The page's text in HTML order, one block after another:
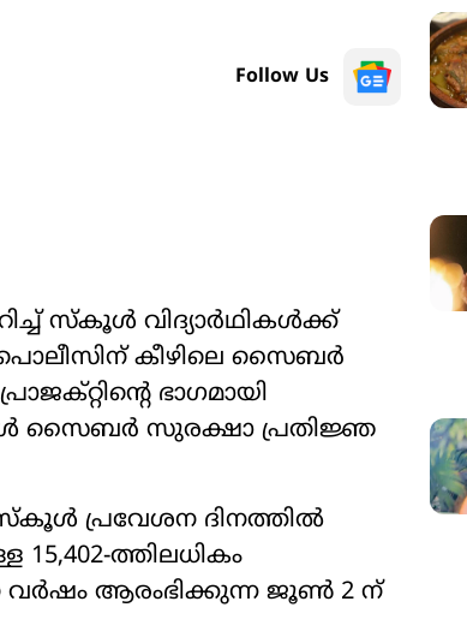
Follow Us
സ്കൂൾ വിദ്യാർഥികൾക്ക്
കീഴിലെ സൈബർ
ഭാഗമായി
സൈബർ സുരക്ഷാ പ്രതിജ്ഞ
പ്രവേശന ദിനത്തിൽ
ത്തിലധികം
വർഷം ആരംഭിക്കുന്ന ജൂൺ 2 ന്